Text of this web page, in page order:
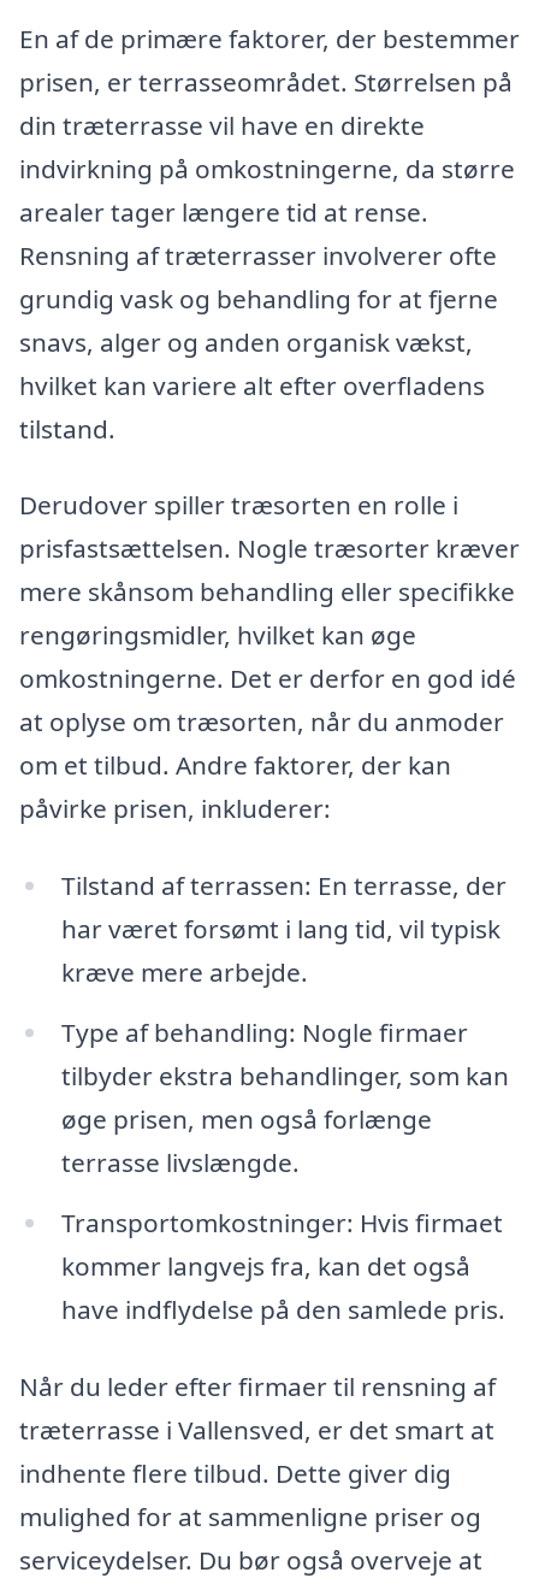
En af de primære faktorer, der bestemmer
prisen, er terrasseområdet. Størrelsen på
din træterrasse vil have en direkte
indvirkning på omkostningerne, da større
arealer tager længere tid at rense.
Rensning af træterrasser involverer ofte
grundig vask og behandling for at fjerne
snavs, alger og anden organisk vækst,
hvilket kan variere alt efter overfladens
tilstand.
Derudover spiller træsorten en rolle i
prisfastsættelsen. Nogle træsorter kræver
mere skånsom behandling eller specifikke
rengøringsmidler, hvilket kan øge
omkostningerne. Det er derfor en god idé
at oplyse om træsorten, når du anmoder
om et tilbud. Andre faktorer, der kan
påvirke prisen, inkluderer:
Tilstand af terrassen: En terrasse, der
har været forsømt i lang tid, vil typisk
kræve mere arbejde.
Type af behandling: Nogle firmaer
tilbyder ekstra behandlinger, som kan
øge prisen, men også forlænge
terrasse livslængde.
Transportomkostninger: Hvis firmaet
kommer langvejs fra, kan det også
have indflydelse på den samlede pris.
Når du leder efter firmaer til rensning af
træterrasse i Vallensved, er det smart at
indhente flere tilbud. Dette giver dig
mulighed for at sammenligne priser og
serviceydelser. Du bør også overveje at